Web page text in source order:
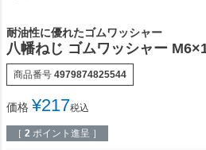
耐油性に優れたゴムワッシャー
八幡ねじ ゴムワッシャー
商品番号 4979874825544
価格 ¥217税込
［ 2 ポイント進呈 ］